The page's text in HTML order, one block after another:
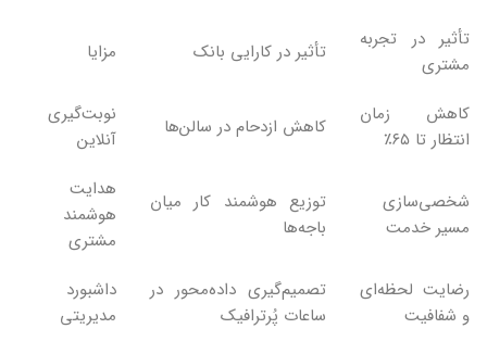
تأثیر در تجربه
مشتری
تأثیر در کارایی بانک مزایا
کاهش زمان
انتظار تا ۶۵٪
کاهش ازدحام در سالن‌ها
نوبت‌گیری
آنلاین
شخصی‌سازی
مسیر خدمت
توزیع هوشمند کار میان
باجه‌ها
هدایت
هوشمند
مشتری
رضایت لحظه‌ای
و شفافیت
تصمیم‌گیری داده‌محور در
ساعات پُرترافیک
داشبورد
مدیریتی